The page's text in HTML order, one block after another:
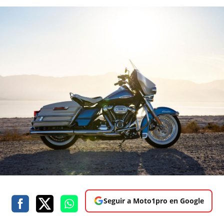
Seguir a Moto1pro en Google